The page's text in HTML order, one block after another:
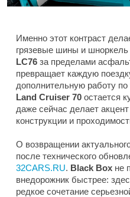
Именно этот контраст
грязевые шины и
LC76 за пределами
превращает каждую
дополнительную работу
Land Cruiser 70 остается
даже сейчас делает
конструкции и
О возвращении
после технического
32CARS.RU. Black Box не
внедорожник быстрее:
редкое сочетание